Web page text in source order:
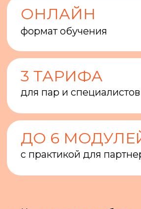
от созависимости?
отношениях?
И какродительские отношения
влияют на наше поведение в паре?